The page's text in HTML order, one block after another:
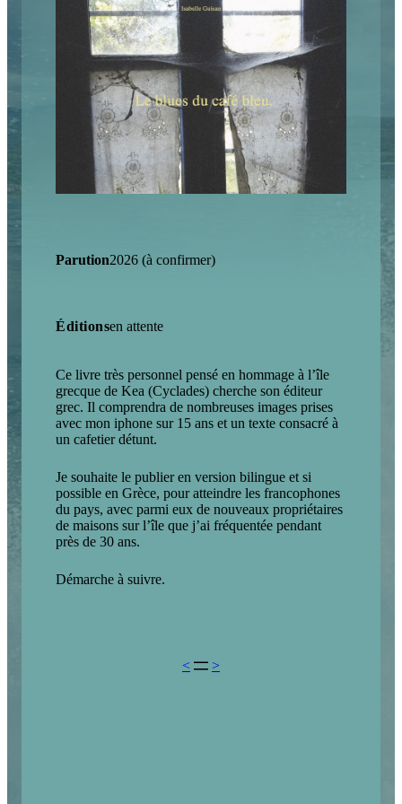
Parution2026 (à confirmer)
Éditionsen attente
Ce livre très personnel pensé en hommage à l’île
grecque de Kea (Cyclades) cherche son éditeur
grec. Il comprendra de nombreuses images prises
avec mon iphone sur 15 ans et un texte consacré à
un cafetier détunt.
Je souhaite le publier en version bilingue et si
possible en Grèce, pour atteindre les francophones
du pays, avec parmi eux de nouveaux propriétaires
de maisons sur l’île que j’ai fréquentée pendant
près de 30 ans.
Démarche à suivre.
< >